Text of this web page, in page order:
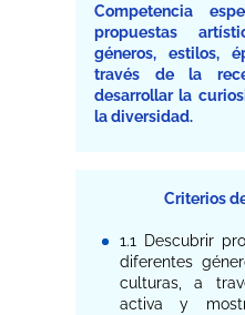
Competencia
propuestas
géneros, estilos,
través de la
desarrollar la
la diversidad.
Criterios
1.1 Descubrir
diferentes
culturas, a
activa y